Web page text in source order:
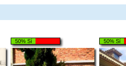
50% Sí 50% Sí